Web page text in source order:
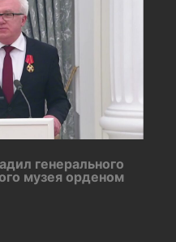
генерального
музея орденом